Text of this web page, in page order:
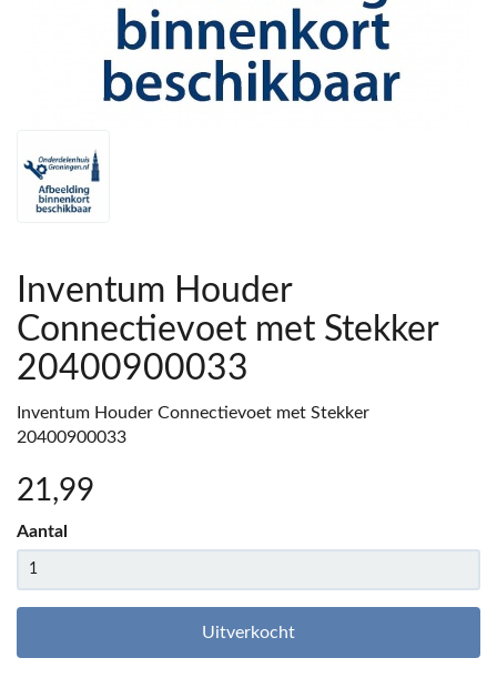
Inventum Houder
Connectievoet met Stekker
20400900033
Inventum Houder Connectievoet met Stekker
20400900033
21 ,99
Aantal
Uitverkocht